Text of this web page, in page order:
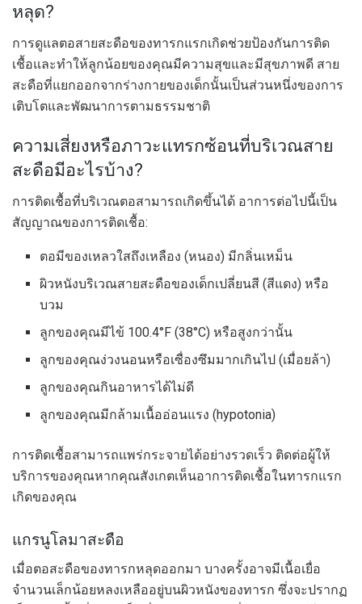
หลุด?
การดูแลตอสายสะดือของทารกแรกเกิดช่วยป้องกันการติด
เชื้อและทำให้ลูกน้อยของคุณมีความสุขและมีสุขภาพดี สาย
สะดือที่แยกออกจากร่างกายของเด็กนั้นเป็นส่วนหนึ่งของการ
เติบโตและพัฒนาการตามธรรมชาติ
ความเสี่ยงหรือภาวะแทรกซ้อนที่บริเวณสาย
สะดือมีอะไรบ้าง?
การติดเชื้อที่บริเวณตอสามารถเกิดขึ้นได้ อาการต่อไปนี้เป็น
สัญญาณของการติดเชื้อ:
ตอมีของเหลวใสถึงเหลือง (หนอง) มีกลิ่นเหม็น
ผิวหนังบริเวณสายสะดือของเด็กเปลี่ยนสี (สีแดง) หรือ
บวม
ลูกของคุณมีไข้ 100.4°F (38°C) หรือสูงกว่านั้น
ลูกของคุณง่วงนอนหรือเซื่องซึมมากเกินไป (เมื่อยล้า)
ลูกของคุณกินอาหารได้ไม่ดี
ลูกของคุณมีกล้ามเนื้ออ่อนแรง (hypotonia)
การติดเชื้อสามารถแพร่กระจายได้อย่างรวดเร็ว ติดต่อผู้ให้
บริการของคุณหากคุณสังเกตเห็นอาการติดเชื้อในทารกแรก
เกิดของคุณ
แกรนูโลมาสะดือ
เมื่อตอสะดือของทารกหลุดออกมา บางครั้งอาจมีเนื้อเยื่อ
จำนวนเล็กน้อยหลงเหลืออยู่บนผิวหนังของทารก ซึ่งจะปรากฏ